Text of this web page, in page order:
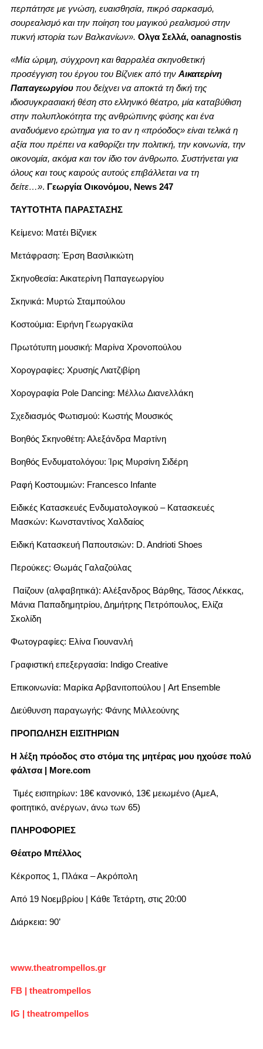
περπάτησε με γνώση, ευαισθησία, πικρό σαρκασμό,
σουρεαλισμό και την ποίηση του μαγικού ρεαλισμού στην
πυκνή ιστορία των Βαλκανίων». Ολγα Σελλά, oanagnostis
«Μία ώριμη, σύγχρονη και θαρραλέα σκηνοθετική
προσέγγιση του έργου του Βίζνιεκ από την Αικατερίνη
Παπαγεωργίου που δείχνει να αποκτά τη δική της
ιδιοσυγκρασιακή θέση στο ελληνικό θέατρο, μία καταβύθιση
στην πολυπλοκότητα της ανθρώπινης φύσης και ένα
αναδυόμενο ερώτημα για το αν η «πρόοδος» είναι τελικά η
αξία που πρέπει να καθορίζει την πολιτική, την κοινωνία, την
οικονομία, ακόμα και τον ίδιο τον άνθρωπο. Συστήνεται για
όλους και τους καιρούς αυτούς επιβάλλεται να τη
δείτε…». Γεωργία Οικονόμου, News 247
ΤΑΥΤΟΤΗΤΑ ΠΑΡΑΣΤΑΣΗΣ
Κείμενο: Ματέι Βίζνιεκ
Μετάφραση: Έρση Βασιλικιώτη
Σκηνοθεσία: Αικατερίνη Παπαγεωργίου
Σκηνικά: Μυρτώ Σταμπούλου
Κοστούμια: Ειρήνη Γεωργακίλα
Πρωτότυπη μουσική: Μαρίνα Χρονοπούλου
Χορογραφίες: Χρυσηίς Λιατζιβίρη
Χορογραφία Pole Dancing: Μέλλω Διανελλάκη
Σχεδιασμός Φωτισμού: Κωστής Μουσικός
Βοηθός Σκηνοθέτη: Αλεξάνδρα Μαρτίνη
Βοηθός Ενδυματολόγου: Ίρις Μυρσίνη Σιδέρη
Ραφή Κοστουμιών: Francesco Infante
Ειδικές Κατασκευές Ενδυματολογικού – Κατασκευές
Μασκών: Κωνσταντίνος Χαλδαίος
Ειδική Κατασκευή Παπουτσιών: D. Andrioti Shoes
Περούκες: Θωμάς Γαλαζούλας
Παίζουν (αλφαβητικά): Αλέξανδρος Βάρθης, Τάσος Λέκκας,
Μάνια Παπαδημητρίου, Δημήτρης Πετρόπουλος, Ελίζα
Σκολίδη
Φωτογραφίες: Ελίνα Γιουνανλή
Γραφιστική επεξεργασία: Indigo Creative
Επικοινωνία: Μαρίκα Αρβανιτοπούλου | Art Ensemble
Διεύθυνση παραγωγής: Φάνης Μιλλεούνης
ΠΡΟΠΩΛΗΣΗ ΕΙΣΙΤΗΡΙΩΝ
Η λέξη πρόοδος στο στόμα της μητέρας μου ηχούσε πολύ
φάλτσα | More.com
Τιμές εισιτηρίων: 18€ κανονικό, 13€ μειωμένο (ΑμεΑ,
φοιτητικό, ανέργων, άνω των 65)
ΠΛΗΡΟΦΟΡΙΕΣ
Θέατρο Μπέλλος
Κέκροπος 1, Πλάκα – Ακρόπολη
Από 19 Νοεμβρίου | Κάθε Τετάρτη, στις 20:00
Διάρκεια: 90’
www.theatrompellos.gr
FB | theatrompellos
IG | theatrompellos